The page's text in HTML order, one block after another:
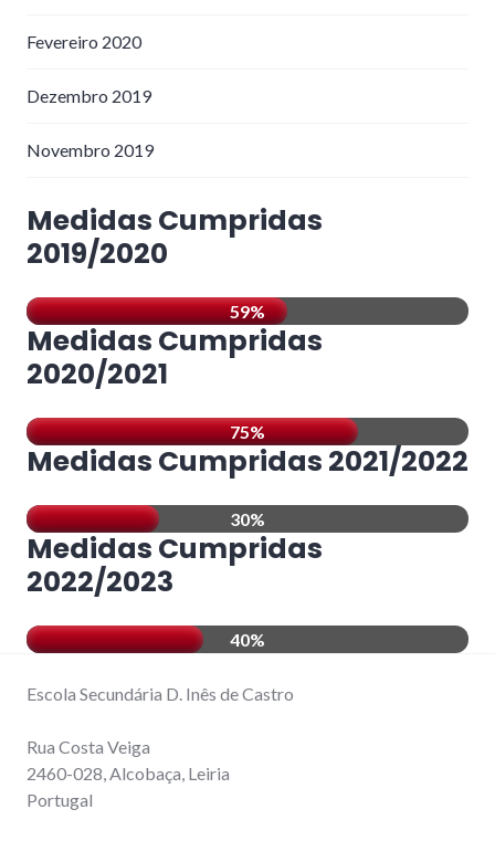
Fevereiro 2020
Dezembro 2019
Novembro 2019
Medidas Cumpridas
2019/2020
59%
Medidas Cumpridas
2020/2021
75%
Medidas Cumpridas 2021/2022
30%
Medidas Cumpridas
2022/2023
40%
Escola Secundária D. Inês de Castro
Rua Costa Veiga
2460-028, Alcobaça, Leiria
Portugal